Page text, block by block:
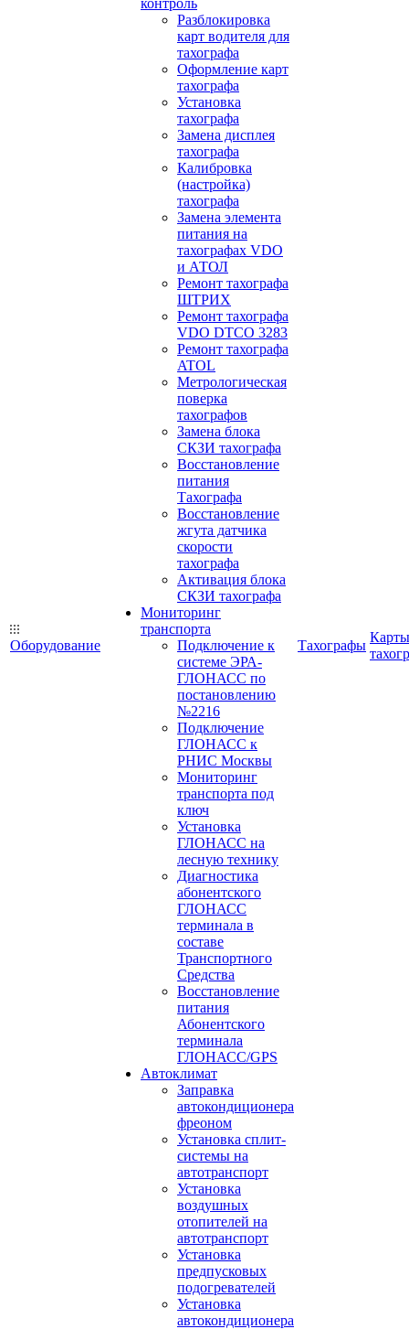
Оборудование
контроль
Разблокировка
карт водителя для
тахографа
Оформление карт
тахографа
Установка
тахографа
Замена дисплея
тахографа
Калибровка
(настройка)
тахографа
Замена элемента
питания на
тахографах VDO
и АТОЛ
Ремонт тахографа
ШТРИХ
Ремонт тахографа
VDO DTCO 3283
Ремонт тахографа
ATOL
Метрологическая
поверка
тахографов
Замена блока
СКЗИ тахографа
Восстановление
питания
Тахографа
Восстановление
жгута датчика
скорости
тахографа
Активация блока
СКЗИ тахографа
Мониторинг
транспорта
Подключение к
системе ЭРА-
ГЛОНАСС по
постановлению
№2216
Подключение
ГЛОНАСС к
РНИС Москвы
Мониторинг
транспорта под
ключ
Установка
ГЛОНАСС на
лесную технику
Диагностика
абонентского
ГЛОНАСС
терминала в
составе
Транспортного
Средства
Восстановление
питания
Абонентского
терминала
ГЛОНАСС/GPS
Автоклимат
Заправка
автокондиционера
фреоном
Установка сплит-
системы на
автотранспорт
Установка
воздушных
отопителей на
автотранспорт
Установка
предпусковых
подогревателей
Установка
автокондиционера
Тахографы
Карты